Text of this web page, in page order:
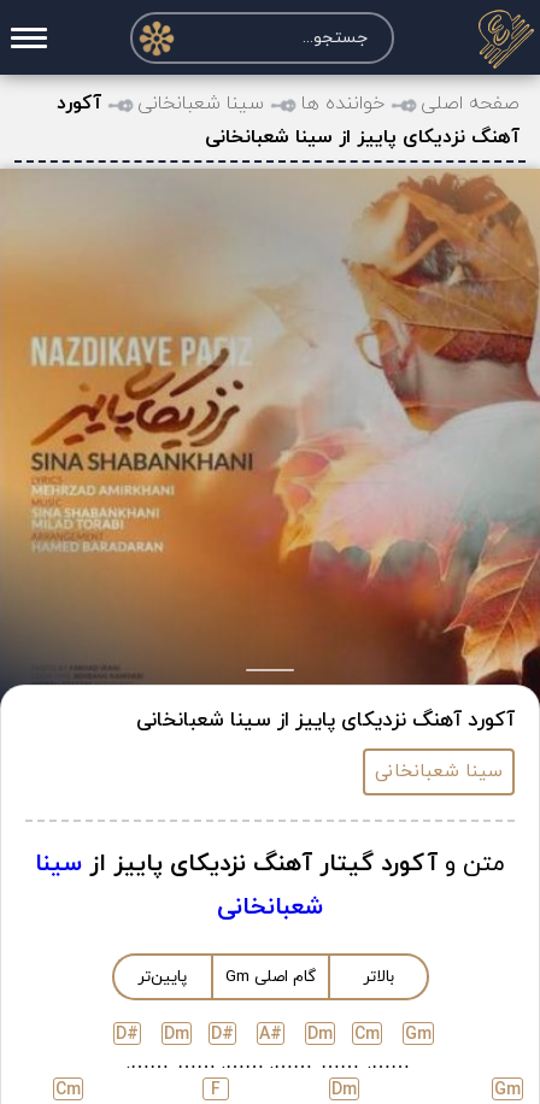
صفحه اصلی
درخواست آکورد
حساب کاربری
صفحه اصلی خواننده ها سینا شعبانخانی
آکورد
آهنگ نزدیکای پاییز از سینا شعبانخانی
آکورد آهنگ نزدیکای پاییز از سینا شعبانخانی
سینا شعبانخانی
متن و آکورد گیتار آهنگ نزدیکای پاییز از سینا
شعبانخانی
بالاتر گام اصلی Gm پایین‌تر
Gm
…….
Cm
……
Dm
…….
A#
…….
D#
……
Dm
…….
D#
Gm
Dm
F
Cm